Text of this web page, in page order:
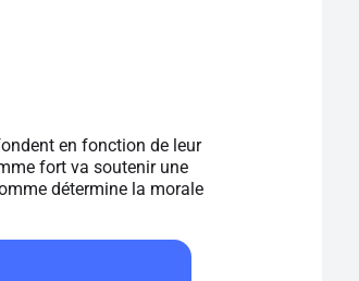
en fonction de leur
fort va soutenir une
détermine la morale